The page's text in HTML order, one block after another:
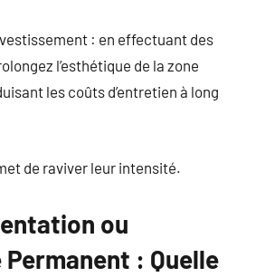
: en effectuant des
l’esthétique de la zone
les coûts d’entretien à long
de raviver leur intensité.
ou
: Quelle